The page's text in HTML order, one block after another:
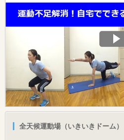
全天候運動場（いきいきドーム）